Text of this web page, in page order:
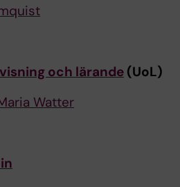
och lärande (UoL)
Watter